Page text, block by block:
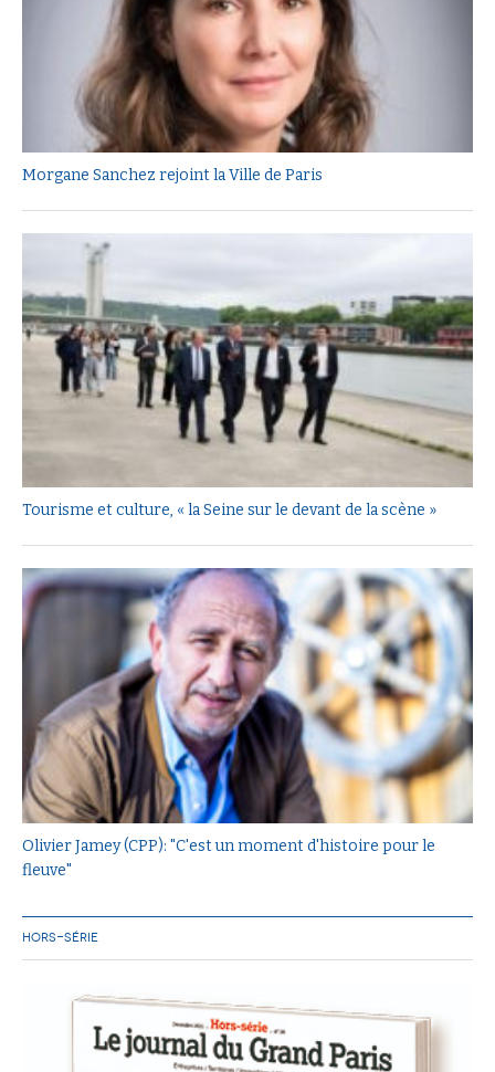
Morgane Sanchez rejoint la Ville de Paris
Tourisme et culture, « la Seine sur le devant de la scène »
Olivier Jamey (CPP): "C'est un moment d'histoire pour le
fleuve"
HORS-SÉRIE